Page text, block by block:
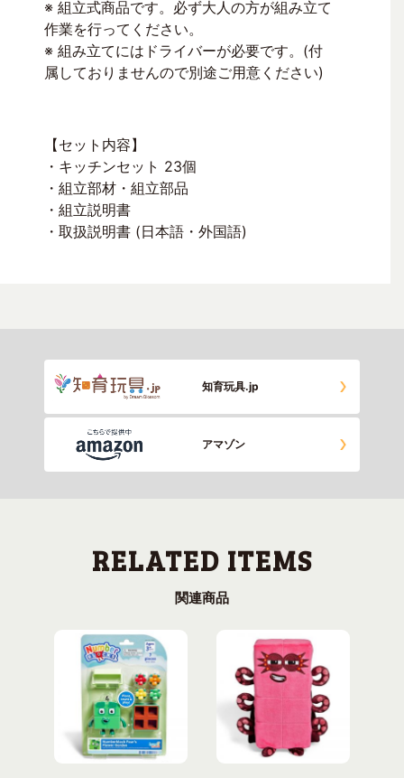
※ 組立式商品です。必ず大人の方が組み立て
作業を行ってください。
※ 組み立てにはドライバーが必要です。(付
属しておりませんので別途ご用意ください)
【セット内容】
・キッチンセット 23個
・組立部材・組立部品
・組立説明書
・取扱説明書 (日本語・外国語)
知育玩具.jp
アマゾン
関連商品